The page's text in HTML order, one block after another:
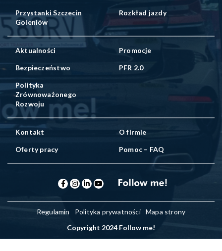
Przystanki Szczecin
Goleniów
Rozkład jazdy
Aktualności Promocje
Bezpieczeństwo PFR 2.0
Polityka
Zrównoważonego
Rozwoju
Kontakt O firmie
Oferty pracy Pomoc – FAQ
Regulamin Polityka prywatności Mapa strony
Copyright 2024 Follow me!